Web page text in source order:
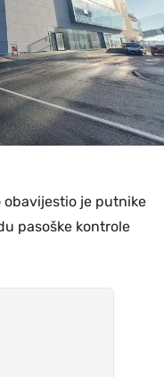
obavijestio je putnike
pasoške kontrole